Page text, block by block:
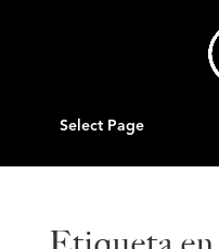
Select Page